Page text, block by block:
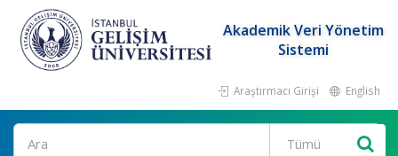
Akademik Veri Yönetim
Sistemi
Araştırmacı Girişi English
Ara